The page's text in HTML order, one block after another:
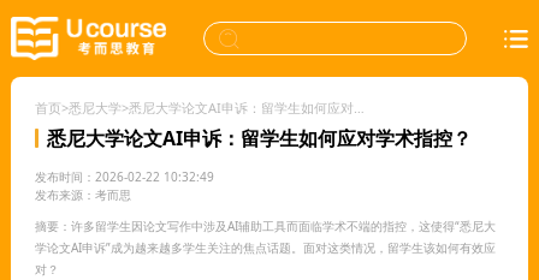
首页>悉尼大学> 悉尼大学论文AI申诉：留学生如何应对学术指控？
悉尼大学论文AI申诉：留学生如何应对学术指控？
发布时间：2026-02-22 10:32:49
发布来源：考而思
摘要：许多留学生因论文写作中涉及AI辅助工具而面临学术不端的指控，这使得“悉尼大
学论文AI申诉”成为越来越多学生关注的焦点话题。面对这类情况，留学生该如何有效应
对？